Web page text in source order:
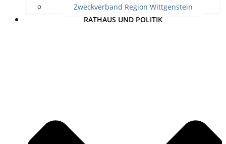
Zweckverband Region Wittgenstein
RATHAUS UND POLITIK